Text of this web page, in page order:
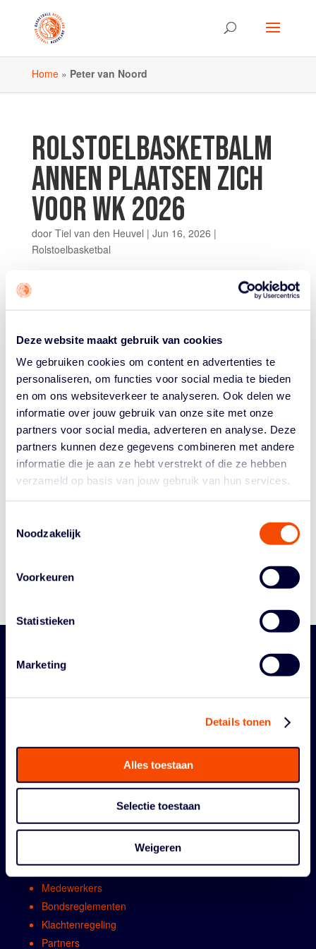
Deze website maakt gebruik van cookies
We gebruiken cookies om content en advertenties te
personaliseren, om functies voor social media te bieden
en om ons websiteverkeer te analyseren. Ook delen we
informatie over jouw gebruik van onze site met onze
partners voor social media, adverteren en analyse. Deze
partners kunnen deze gegevens combineren met andere
informatie die je aan ze hebt verstrekt of die ze hebben
verzameld op basis van jouw gebruik van hun services.
Noodzakelijk
Voorkeuren
Statistieken
Marketing
Details tonen
Alles toestaan
Selectie toestaan
Weigeren
Home» Peter van Noord
ROLSTOELBASKETBALM
ANNEN PLAATSEN ZICH
VOOR WK 2026
door Tiel van den Heuvel | Jun 16, 2026 |
Rolstoelbasketbal
De Nederlandse rolstoelbasketbalmannen hebben zich
overtuigend geplaatst voor het IWBF
Wereldkampioenschap 2026 in Ottawa, Canada. Tijdens
Oranje ongeslagen en verzekerde het zich van een plek
op het mondiale...
Bestuur En Commissies
Reglementen
Algemene vergadring
Comissies en werkgroepen
Medewerkers
Bondsreglementen
Klachtenregeling
Partners